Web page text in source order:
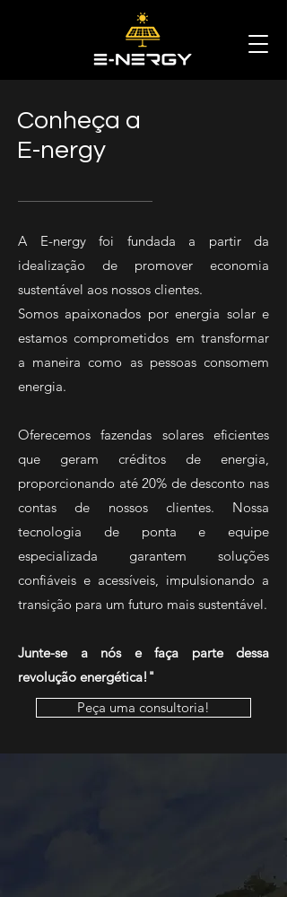
Conheça a
E-nergy
A E-nergy foi fundada a partir da
idealização de promover economia
sustentável aos nossos clientes.
Somos apaixonados por energia solar e
estamos comprometidos em transformar
a maneira como as pessoas consomem
energia.
Oferecemos fazendas solares eficientes
que geram créditos de energia,
proporcionando até 20% de desconto nas
contas de nossos clientes. Nossa
tecnologia de ponta e equipe
especializada garantem soluções
confiáveis e acessíveis, impulsionando a
transição para um futuro mais sustentável.
Junte-se a nós e faça parte dessa
revolução energética!"
Peça uma consultoria!